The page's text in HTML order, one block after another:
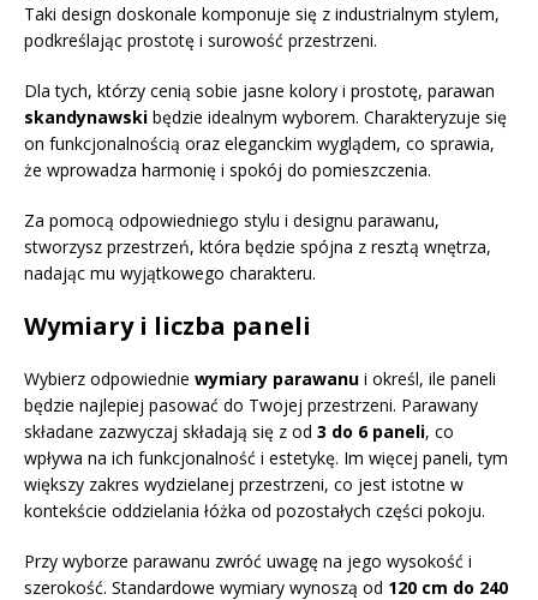
Taki design doskonale komponuje się z industrialnym stylem,
podkreślając prostotę i surowość przestrzeni.
Dla tych, którzy cenią sobie jasne kolory i prostotę, parawan
skandynawski będzie idealnym wyborem. Charakteryzuje się
on funkcjonalnością oraz eleganckim wyglądem, co sprawia,
że wprowadza harmonię i spokój do pomieszczenia.
Za pomocą odpowiedniego stylu i designu parawanu,
stworzysz przestrzeń, która będzie spójna z resztą wnętrza,
nadając mu wyjątkowego charakteru.
Wymiary i liczba paneli
Wybierz odpowiednie wymiary parawanu i określ, ile paneli
będzie najlepiej pasować do Twojej przestrzeni. Parawany
składane zazwyczaj składają się z od 3 do 6 paneli, co
wpływa na ich funkcjonalność i estetykę. Im więcej paneli, tym
większy zakres wydzielanej przestrzeni, co jest istotne w
kontekście oddzielania łóżka od pozostałych części pokoju.
Przy wyborze parawanu zwróć uwagę na jego wysokość i
szerokość. Standardowe wymiary wynoszą od 120 cm do 240